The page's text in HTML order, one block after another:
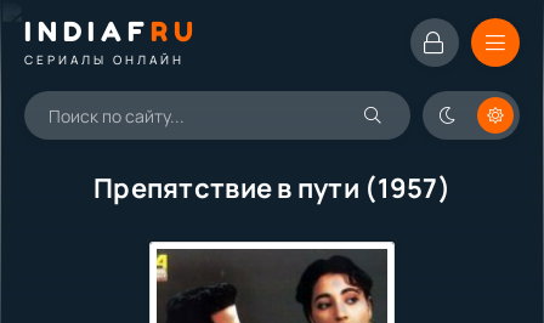
INDIAFRU
СЕРИАЛЫ ОНЛАЙН
Препятствие в пути (1957)